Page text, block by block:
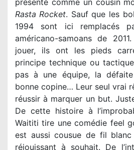
Rasta Rocket. Sauf que les
1994 sont ici remplacés
américano-samoans de
jouer, ils ont les pieds
principe technique ou
pas à une équipe, la
bonne copine… Leur seul vrai
réussir à marquer un but.
De cette histoire à
Waititi tire une comédie feel
est aussi cousue de fil
réjouissant à souhait. De